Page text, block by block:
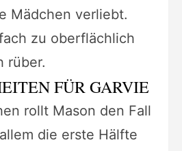
Mädchen verliebt.
zu oberflächlich
rüber.
FÜR GARVIE
rollt Mason den Fall
die erste Hälfte